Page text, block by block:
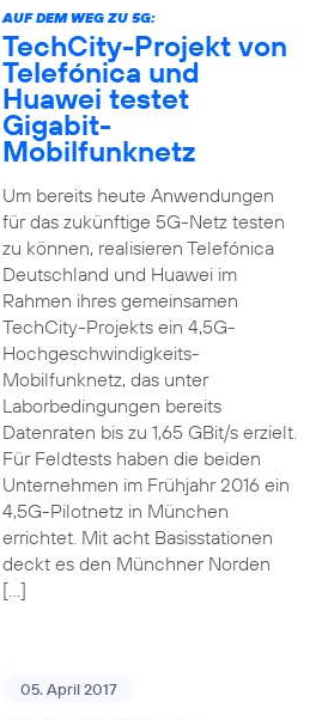
AUF DEM WEG ZU 5G:
TechCity-Projekt von
Telefónica und
Huawei testet
Gigabit-
Mobilfunknetz
Um bereits heute Anwendungen
für das zukünftige 5G-Netz testen
zu können, realisieren Telefónica
Deutschland und Huawei im
Rahmen ihres gemeinsamen
TechCity-Projekts ein 4,5G-
Hochgeschwindigkeits-
Mobilfunknetz, das unter
Laborbedingungen bereits
Datenraten bis zu 1,65 GBit/s erzielt.
Für Feldtests haben die beiden
Unternehmen im Frühjahr 2016 ein
4,5G-Pilotnetz in München
errichtet. Mit acht Basisstationen
deckt es den Münchner Norden
[…]
05. April 2017